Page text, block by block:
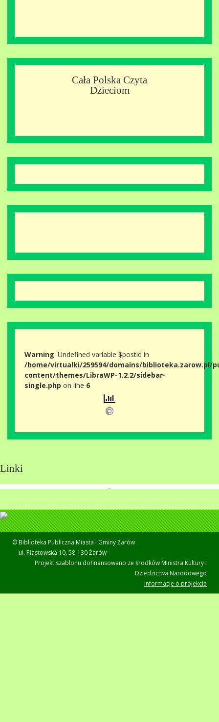
Cała Polska Czyta
Dzieciom
Warning: Undefined variable $postid in
/home/virtualki/259594/domains/biblioteka.zarow.pl/
content/themes/LibraWP-1.2.2/sidebar-
single.php on line 6
Linki
© Biblioteka Publiczna Miasta i Gminy Żarów
ul. Piastowska 10, 58-130 Żarów
Projekt szablonu dofinansowano ze środków Ministra Kultury i
Dziedzictwa Narodowego
Informacje o projekcie